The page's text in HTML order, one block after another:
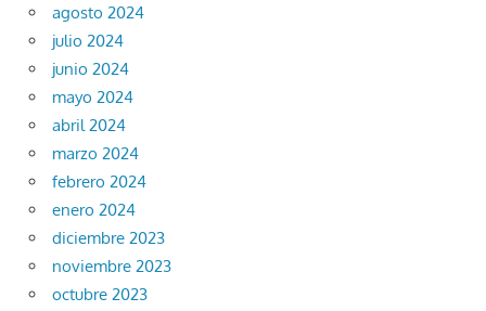
agosto 2024
julio 2024
junio 2024
mayo 2024
abril 2024
marzo 2024
febrero 2024
enero 2024
diciembre 2023
noviembre 2023
octubre 2023